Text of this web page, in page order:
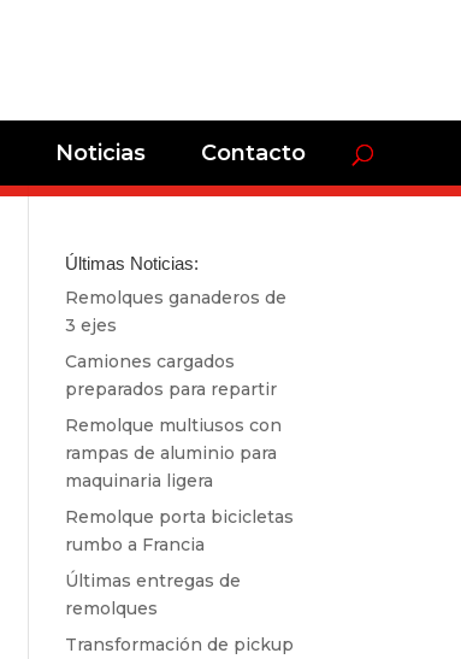
Noticias Contacto
Últimas Noticias:
Remolques ganaderos de
3 ejes
Camiones cargados
preparados para repartir
Remolque multiusos con
rampas de aluminio para
maquinaria ligera
Remolque porta bicicletas
rumbo a Francia
Últimas entregas de
remolques
Transformación de pickup